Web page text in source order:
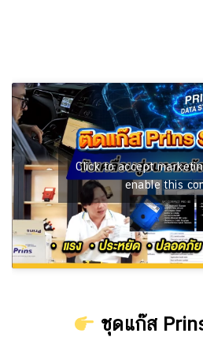
Click to accept
enable this
ชุดแก๊ส